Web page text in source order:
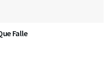
Falle